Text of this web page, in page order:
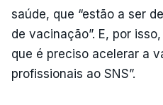
saúde, que “estão a ser
de vacinação”. E, por
que é preciso acelerar a
profissionais ao SNS”.